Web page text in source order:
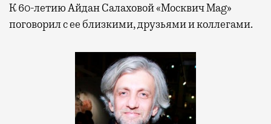
К 60-летию Айдан Салаховой «Москвич Mag»
поговорил с ее близкими, друзьями и коллегами.